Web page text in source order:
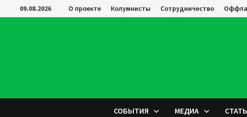
Перейти
к
09.08.2026 О проекте Колумнисты Сотрудничество
СОБЫТИЯ МЕДИА